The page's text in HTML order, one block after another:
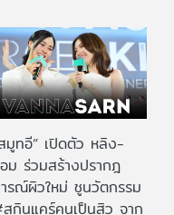
มูทอี” เปิดตัว หลิง-
ม ร่วมสร้างปรากฎ
รณ์ผิวใหม่ ชูนวัตกรรม
กินแคร์คนเป็นสิว จาก